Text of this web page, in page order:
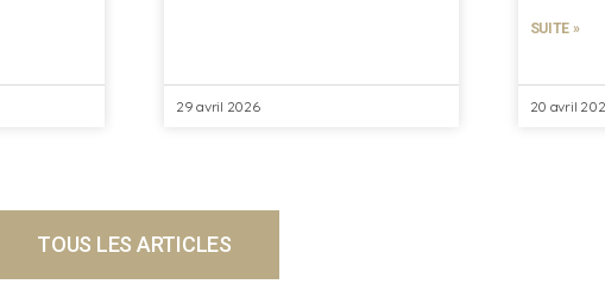
29 avril 2026
SUITE »
20 avril
TOUS LES ARTICLES